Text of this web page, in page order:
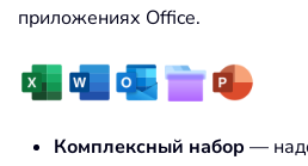
приложениях Office.
Комплексный набор —